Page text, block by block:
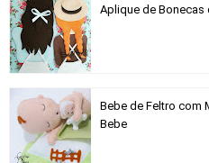
Aplique de Bonecas
Bebe de Feltro com
Bebe